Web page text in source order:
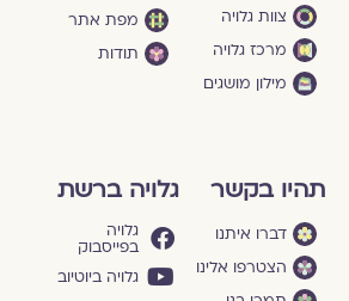
צוות גלויה
מרכז גלויה
מילון מושגים
מפת אתר
תודות
תהיו בקשר
דברו איתנו
הצטרפו אלינו
גלויה ברשת
גלויה
בפייסבוק
גלויה ביוטיוב